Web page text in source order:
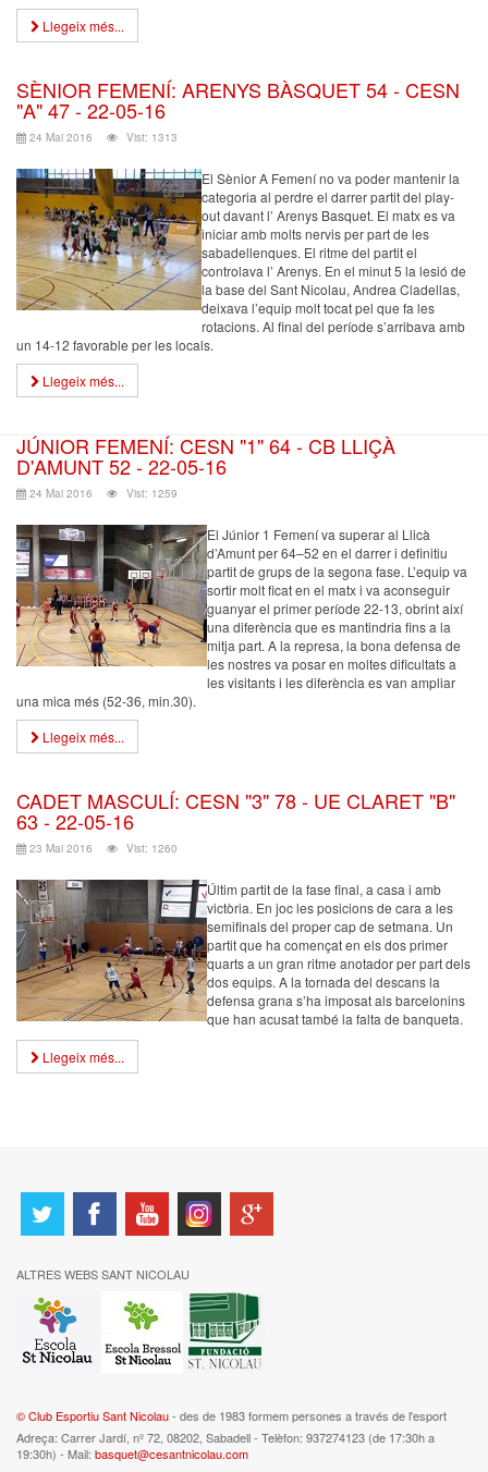
Llegeix més...
SÈNIOR FEMENÍ: ARENYS BÀSQUET 54 - CESN
"A" 47 - 22-05-16
24 Mai 2016 Vist: 1313
El Sènior A Femení no va poder mantenir la
categoria al perdre el darrer partit del play-
out davant l’ Arenys Basquet. El matx es va
iniciar amb molts nervis per part de les
sabadellenques. El ritme del partit el
controlava l’ Arenys. En el minut 5 la lesió de
la base del Sant Nicolau, Andrea Cladellas,
deixava l’equip molt tocat pel que fa les
rotacions. Al final del període s’arribava amb
un 14-12 favorable per les locals.
Llegeix més...
JÚNIOR FEMENÍ: CESN "1" 64 - CB LLIÇÀ
D'AMUNT 52 - 22-05-16
24 Mai 2016 Vist: 1259
El Júnior 1 Femení va superar al Llicà
d’Amunt per 64–52 en el darrer i definitiu
partit de grups de la segona fase. L’equip va
sortir molt ficat en el matx i va aconseguir
guanyar el primer període 22-13, obrint així
una diferència que es mantindria fins a la
mitja part. A la represa, la bona defensa de
les nostres va posar en moltes dificultats a
les visitants i les diferència es van ampliar
una mica més (52-36, min.30).
Llegeix més...
CADET MASCULÍ: CESN "3" 78 - UE CLARET "B"
63 - 22-05-16
23 Mai 2016 Vist: 1260
Últim partit de la fase final, a casa i amb
victòria. En joc les posicions de cara a les
semifinals del proper cap de setmana. Un
partit que ha començat en els dos primer
quarts a un gran ritme anotador per part dels
dos equips. A la tornada del descans la
defensa grana s’ha imposat als barcelonins
que han acusat també la falta de banqueta.
Llegeix més...
ALTRES WEBS SANT NICOLAU
© Club Esportiu Sant Nicolau- des de 1983 formem persones a través de l'esport
Adreça: Carrer Jardí, nº 72, 08202, Sabadell - Telèfon: 937274123 (de 17:30h a
19:30h) - Mail: basquet@cesantnicolau.com